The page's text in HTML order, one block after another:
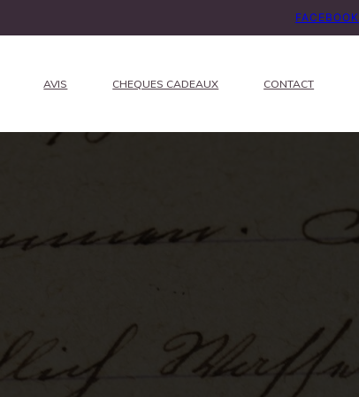
FACEBOOK
AVIS CHEQUES CADEAUX CONTACT